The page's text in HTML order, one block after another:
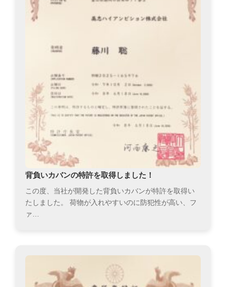
背負いカバンの特許を取得しました！
この度、当社が開発した背負いカバンが特許を取得い
たしました。 荷物が入れやすいのに防犯性が高い、フ
ァ…